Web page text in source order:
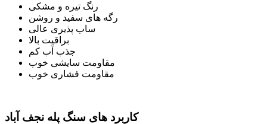
رنگ تیره و مشکی
رگه های سفید و روشن
ساب پذیری عالی
براقیت بالا
جذب آب کم
مقاومت سایشی خوب
مقاومت فشاری خوب
کاربرد های سنگ پله نجف آباد